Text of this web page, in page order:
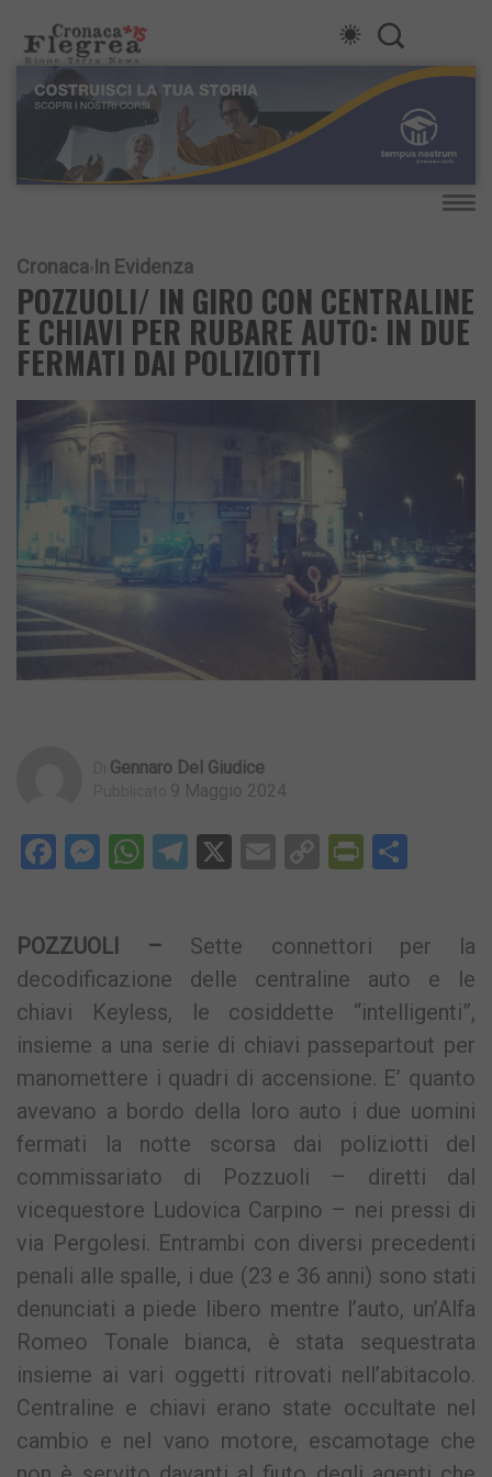
Cronaca In Evidenza
POZZUOLI/ IN GIRO CON CENTRALINE
E CHIAVI PER RUBARE AUTO: IN DUE
FERMATI DAI POLIZIOTTI
Gennaro Del Giudice
9 Maggio 2024
Facebook
Messenger
WhatsApp
Telegram
X EmailCopy
POZZUOLI – Sette connettori per la
decodificazione delle centraline auto e le
chiavi Keyless, le cosiddette “intelligenti”,
insieme a una serie di chiavi passepartout per
manomettere i quadri di accensione. E’ quanto
avevano a bordo della loro auto i due uomini
fermati la notte scorsa dai poliziotti del
commissariato di Pozzuoli – diretti dal
vicequestore Ludovica Carpino – nei pressi di
via Pergolesi. Entrambi con diversi precedenti
penali alle spalle, i due (23 e 36 anni) sono stati
denunciati a piede libero mentre l’auto, un’Alfa
Romeo Tonale bianca, è stata sequestrata
insieme ai vari oggetti ritrovati nell’abitacolo.
Centraline e chiavi erano state occultate nel
cambio e nel vano motore, escamotage che